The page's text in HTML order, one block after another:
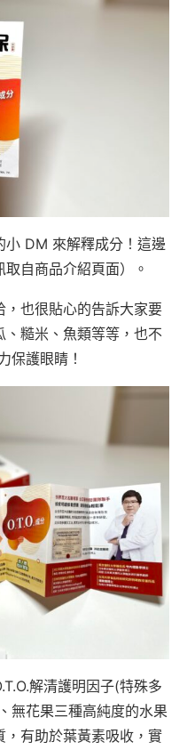
小 DM 來解釋成分！這邊
自商品介紹頁面）。
，也很貼心的告訴大家要
糙米、魚類等等，也不
保護眼睛！
解清護明因子(特殊多
無花果三種高純度的水果
有助於葉黃素吸收，實